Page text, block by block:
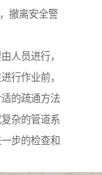
撤离安全警
人员进行，
行作业前，
的疏通方法
杂的管道系
步的检查和